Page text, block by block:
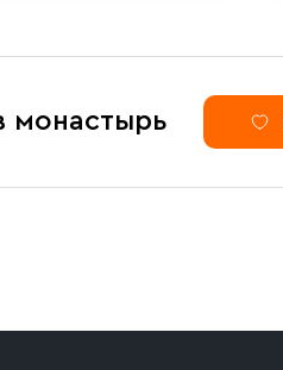
монастырь